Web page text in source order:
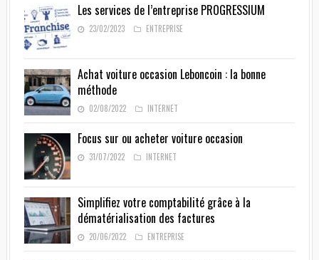
Les services de l’entreprise PROGRESSIUM
23/02/2023 ENTREPRISE
Achat voiture occasion Leboncoin : la bonne
méthode
02/08/2022 INTERNET
Focus sur ou acheter voiture occasion
31/07/2022 INTERNET
Simplifiez votre comptabilité grâce à la
dématérialisation des factures
20/06/2022 ENTREPRISE